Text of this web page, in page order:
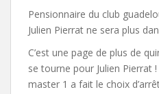
Pensionnaire du club
Julien Pierrat ne sera plus
C’est une page de plus de
se tourne pour Julien Pierrat
master 1 a fait le choix